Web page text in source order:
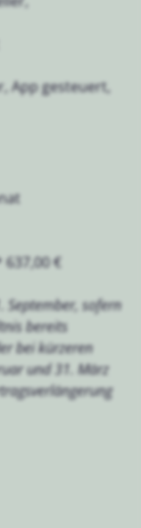
App gesteuert,
€
September, sofern
bereits
bei kürzeren
und 31. März